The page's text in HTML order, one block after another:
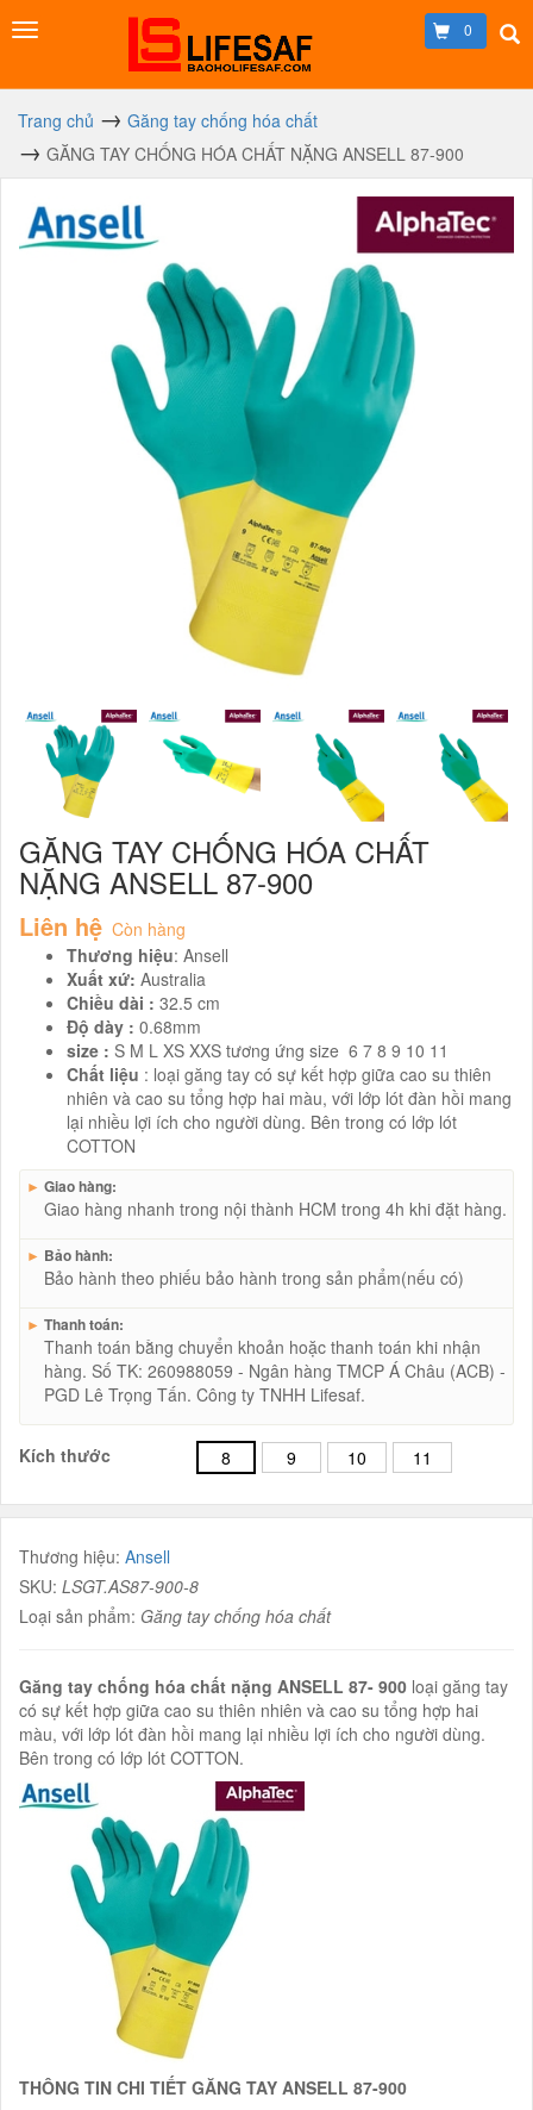
0
Trang chủ
Găng tay chống hóa chất
GĂNG TAY CHỐNG HÓA CHẤT NẶNG ANSELL 87-900
GĂNG TAY CHỐNG HÓA CHẤT
NẶNG ANSELL 87-900
Liên hệ Còn hàng
Thương hiệu: Ansell
Xuất xứ: Australia
Chiều dài : 32.5 cm
Độ dày : 0.68mm
size : S M L XS XXS tương ứng size 6 7 8 9 10 11
Chất liệu : loại găng tay có sự kết hợp giữa cao su thiên
nhiên và cao su tổng hợp hai màu, với lớp lót đàn hồi mang
lại nhiều lợi ích cho người dùng. Bên trong có lớp lót
COTTON
► Giao hàng:
Giao hàng nhanh trong nội thành HCM trong 4h khi đặt hàng.
► Bảo hành:
Bảo hành theo phiếu bảo hành trong sản phẩm(nếu có)
► Thanh toán:
Thanh toán bằng chuyển khoản hoặc thanh toán khi nhận
hàng. Số TK: 260988059 - Ngân hàng TMCP Á Châu (ACB) -
PGD Lê Trọng Tấn. Công ty TNHH Lifesaf.
Kích thước 8 9 10 11
Thương hiệu: Ansell
SKU: LSGT.AS87-900-8
Loại sản phẩm: Găng tay chống hóa chất
Găng tay chống hóa chất nặng ANSELL 87- 900 loại găng tay
có sự kết hợp giữa cao su thiên nhiên và cao su tổng hợp hai
màu, với lớp lót đàn hồi mang lại nhiều lợi ích cho người dùng.
Bên trong có lớp lót COTTON.
THÔNG TIN CHI TIẾT GĂNG TAY ANSELL 87-900